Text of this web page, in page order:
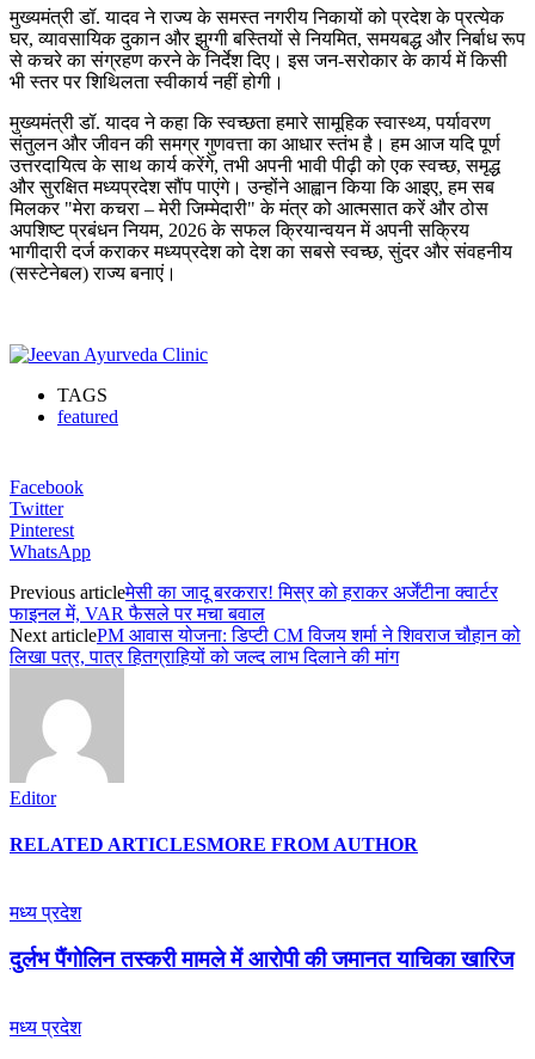
मुख्यमंत्री डॉ. यादव ने राज्य के समस्त नगरीय निकायों को प्रदेश के प्रत्येक
घर, व्यावसायिक दुकान और झुग्गी बस्तियों से नियमित, समयबद्ध और निर्बाध रूप
से कचरे का संग्रहण करने के निर्देश दिए। इस जन-सरोकार के कार्य में किसी
भी स्तर पर शिथिलता स्वीकार्य नहीं होगी।
मुख्यमंत्री डॉ. यादव ने कहा कि स्वच्छता हमारे सामूहिक स्वास्थ्य, पर्यावरण
संतुलन और जीवन की समग्र गुणवत्ता का आधार स्तंभ है। हम आज यदि पूर्ण
उत्तरदायित्व के साथ कार्य करेंगे, तभी अपनी भावी पीढ़ी को एक स्वच्छ, समृद्ध
और सुरक्षित मध्यप्रदेश सौंप पाएंगे। उन्होंने आह्वान किया कि आइए, हम सब
मिलकर "मेरा कचरा – मेरी जिम्मेदारी" के मंत्र को आत्मसात करें और ठोस
अपशिष्ट प्रबंधन नियम, 2026 के सफल क्रियान्वयन में अपनी सक्रिय
भागीदारी दर्ज कराकर मध्यप्रदेश को देश का सबसे स्वच्छ, सुंदर और संवहनीय
(सस्टेनेबल) राज्य बनाएं।
TAGS
featured
Facebook
Twitter
Pinterest
WhatsApp
Previous articleमेसी का जादू बरकरार! मिस्र को हराकर अर्जेंटीना क्वार्टर
फाइनल में, VAR फैसले पर मचा बवाल
Next articlePM आवास योजना: डिप्टी CM विजय शर्मा ने शिवराज चौहान को
लिखा पत्र, पात्र हितग्राहियों को जल्द लाभ दिलाने की मांग
Editor
RELATED ARTICLESMORE FROM AUTHOR
मध्य प्रदेश
दुर्लभ पैंगोलिन तस्करी मामले में आरोपी की जमानत याचिका खारिज
मध्य प्रदेश